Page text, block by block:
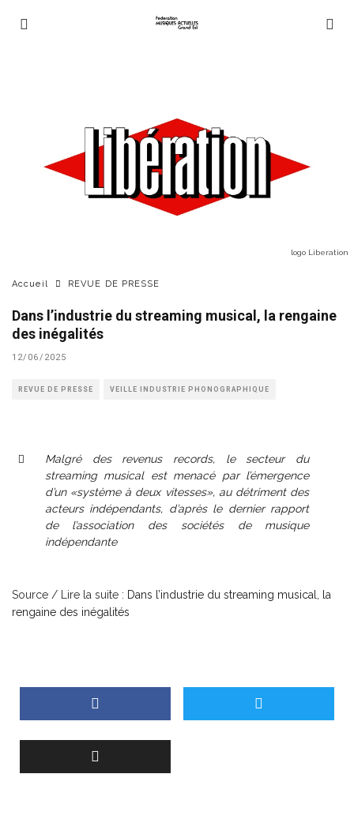
logo Liberation
Accueil REVUE DE PRESSE
Dans l’industrie du streaming musical, la rengaine
des inégalités
12/06/2025
REVUE DE PRESSE VEILLE INDUSTRIE PHONOGRAPHIQUE
Malgré des revenus records, le secteur du
streaming musical est menacé par l’émergence
d’un «système à deux vitesses», au détriment des
acteurs indépendants, d’après le dernier rapport
de l’association des sociétés de musique
indépendante
Source / Lire la suite : Dans l’industrie du streaming musical, la
rengaine des inégalités